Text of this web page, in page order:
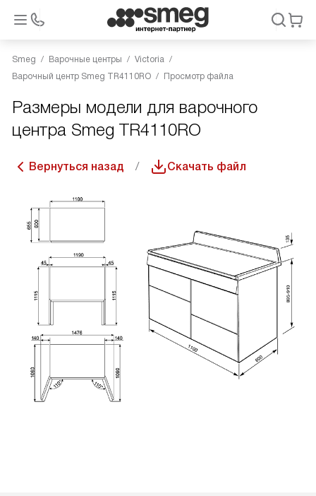
Smeg Варочные центры
Victoria
Варочный центр Smeg TR4110RO
Просмотр файла
Размеры модели для варочного
центра Smeg TR4110RO
Вернуться назад Скачать файл